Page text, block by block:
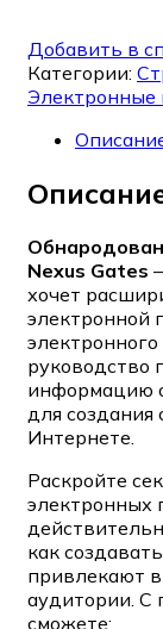
Добавить в
Категории:
Электронные
Nexus Gates
хочет
электронной
руководство
информацию
для создания
Интернете.
Раскройте
электронных
как
привлекают
аудитории. С
сможете: